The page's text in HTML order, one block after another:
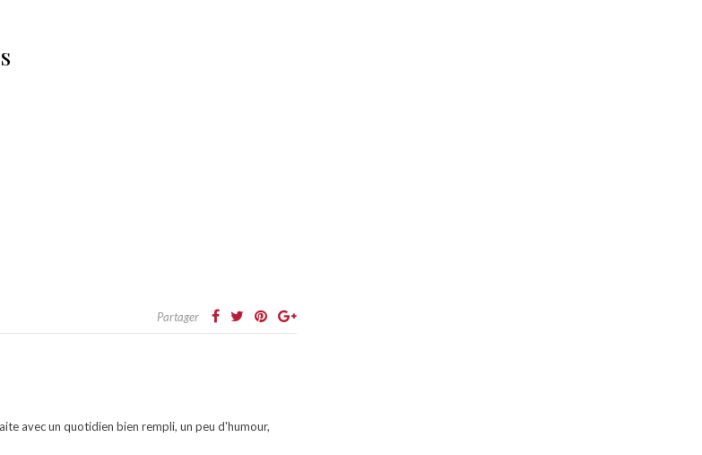
Partager
avec un quotidien bien rempli, un peu d'humour,